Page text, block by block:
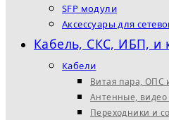
SFP модули
Аксессуары для
Кабель, СКС, ИБП, и
Кабели
Витая пара, ОПС
Антенные,
Переходники и